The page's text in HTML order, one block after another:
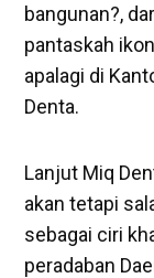
bangunan?,
pantaskah
apalagi di
Denta.
Lanjut Miq
akan tetapi
sebagai ciri
peradaban